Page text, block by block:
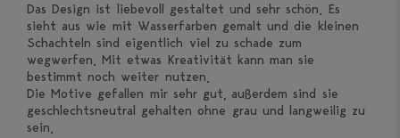
Das Design ist liebevoll gestaltet und sehr schön. Es
sieht aus wie mit Wasserfarben gemalt und die kleinen
Schachteln sind eigentlich viel zu schade zum
wegwerfen. Mit etwas Kreativität kann man sie
bestimmt noch weiter nutzen.
Die Motive gefallen mir sehr gut, außerdem sind sie
geschlechtsneutral gehalten ohne grau und langweilig zu
sein.